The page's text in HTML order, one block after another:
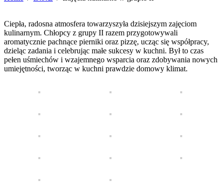
Ciepła, radosna atmosfera towarzyszyła dzisiejszym zajęciom
kulinarnym. Chłopcy z grupy II razem przygotowywali
aromatycznie pachnące pierniki oraz pizzę, ucząc się współpracy,
dzieląc zadania i celebrując małe sukcesy w kuchni. Był to czas
pełen uśmiechów i wzajemnego wsparcia oraz zdobywania nowych
umiejętności, tworząc w kuchni prawdzie domowy klimat.